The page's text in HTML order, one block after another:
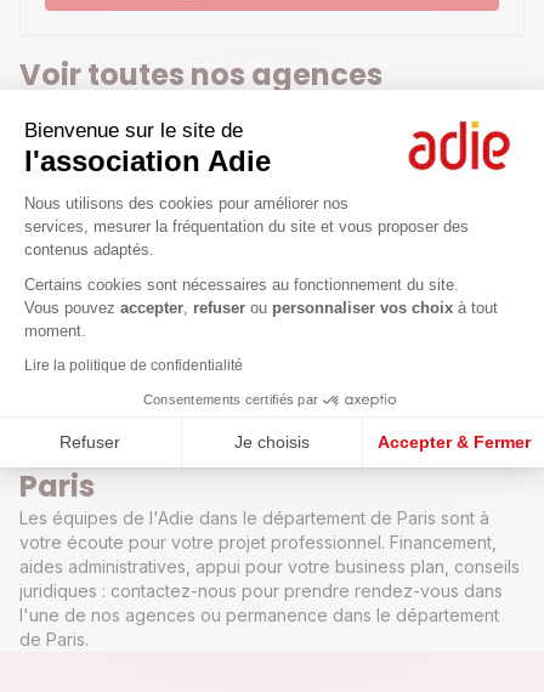
Bienvenue sur le site de
l'association Adie
Plateforme de Gestion du
Nous utilisons des cookies pour améliorer nos
services, mesurer la fréquentation du site et vous proposer des
contenus adaptés.
Certains cookies sont nécessaires au fonctionnement du site.
Vous pouvez accepter, refuser ou personnaliser vos choix à tout
moment.
Lire la politique de confidentialité
Consentements certifiés par
Refuser Je choisis Accepter & Fermer
Axeptio consent
Voir toutes nos agences
Par région
Par département
Par ville
Voir toutes les agences
L'Adie dans votre département
Paris
Les équipes de l'Adie dans le département de Paris sont à
votre écoute pour votre projet professionnel. Financement,
aides administratives, appui pour votre business plan, conseils
juridiques : contactez-nous pour prendre rendez-vous dans
l'une de nos agences ou permanence dans le département
de Paris.